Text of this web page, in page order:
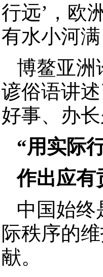
行远’，欧
有水小河
博鳌亚洲
谚俗语讲
好事、办长
“用实际
作出应有
中国始终
际秩序的
献。